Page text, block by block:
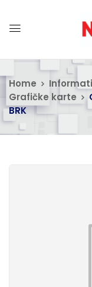
Home
Grafičke karte
BRK